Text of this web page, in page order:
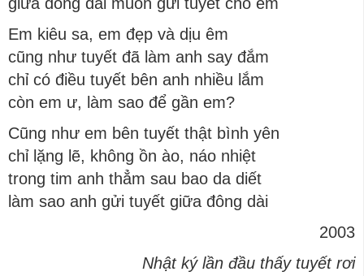
Em kiêu sa, em đẹp và dịu êm
cũng như tuyết đã làm anh say đắm
chỉ có điều tuyết bên anh nhiều lắm
còn em ư, làm sao để gần em?
Cũng như em bên tuyết thật bình yên
chỉ lặng lẽ, không ồn ào, náo nhiệt
trong tim anh thẳm sau bao da diết
làm sao anh gửi tuyết giữa đông dài
2003
Nhật ký lần đầu thấy tuyết rơi